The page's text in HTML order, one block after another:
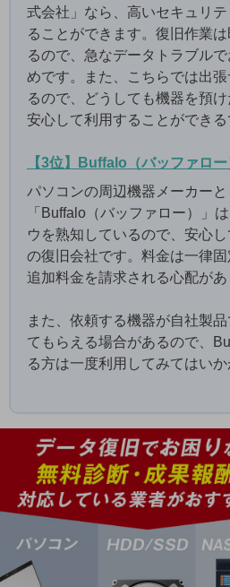
式会社」なら、高いセキュリ
ることができます。復旧作業
るので、急なデータトラブル
めです。また、こちらでは出
るので、どうしても機器を預
安心して利用することができる
【3位】Buffalo（バッファロー
パソコンの周辺機器メーカー
「Buffalo（バッファロー）」
ウを熟知しているので、安心
の復旧会社です。料金は一律固
追加料金を請求される心配があ
また、依頼する機器が自社製
てもらえる場合があるので、
る方は一度利用してみてはい